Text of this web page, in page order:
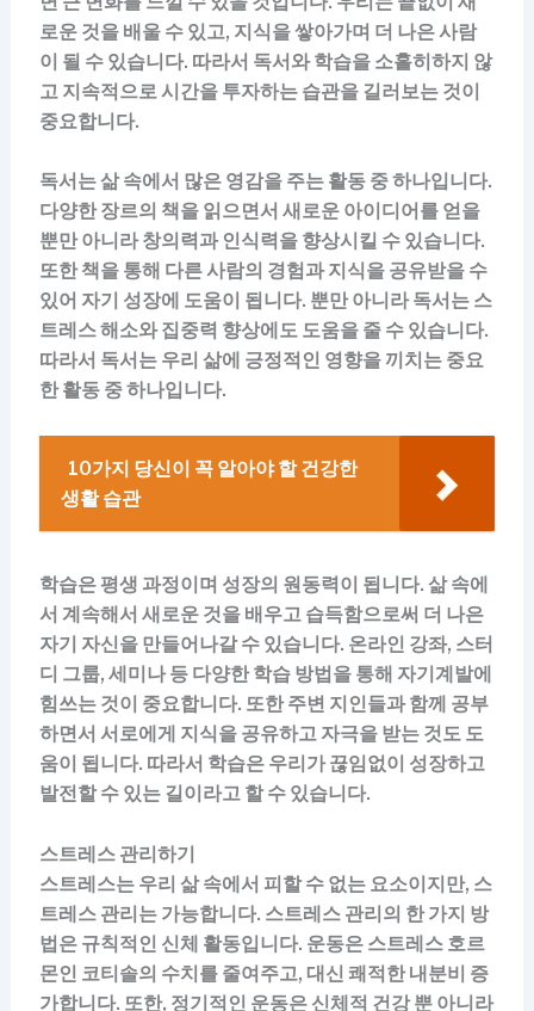
로운 것을 배울 수 있고, 지식을 쌓아가며 더 나은 사람
이 될 수 있습니다. 따라서 독서와 학습을 소홀히하지 않
고 지속적으로 시간을 투자하는 습관을 길러보는 것이
중요합니다.
독서는 삶 속에서 많은 영감을 주는 활동 중 하나입니다.
다양한 장르의 책을 읽으면서 새로운 아이디어를 얻을
뿐만 아니라 창의력과 인식력을 향상시킬 수 있습니다.
또한 책을 통해 다른 사람의 경험과 지식을 공유받을 수
있어 자기 성장에 도움이 됩니다. 뿐만 아니라 독서는 스
트레스 해소와 집중력 향상에도 도움을 줄 수 있습니다.
따라서 독서는 우리 삶에 긍정적인 영향을 끼치는 중요
한 활동 중 하나입니다.
10가지 당신이 꼭 알아야 할 건강한
생활 습관
학습은 평생 과정이며 성장의 원동력이 됩니다. 삶 속에
서 계속해서 새로운 것을 배우고 습득함으로써 더 나은
자기 자신을 만들어나갈 수 있습니다. 온라인 강좌, 스터
디 그룹, 세미나 등 다양한 학습 방법을 통해 자기계발에
힘쓰는 것이 중요합니다. 또한 주변 지인들과 함께 공부
하면서 서로에게 지식을 공유하고 자극을 받는 것도 도
움이 됩니다. 따라서 학습은 우리가 끊임없이 성장하고
발전할 수 있는 길이라고 할 수 있습니다.
스트레스 관리하기
스트레스는 우리 삶 속에서 피할 수 없는 요소이지만, 스
트레스 관리는 가능합니다. 스트레스 관리의 한 가지 방
법은 규칙적인 신체 활동입니다. 운동은 스트레스 호르
몬인 코티솔의 수치를 줄여주고, 대신 쾌적한 내분비 증
가합니다. 또한, 정기적인 운동은 신체적 건강 뿐 아니라